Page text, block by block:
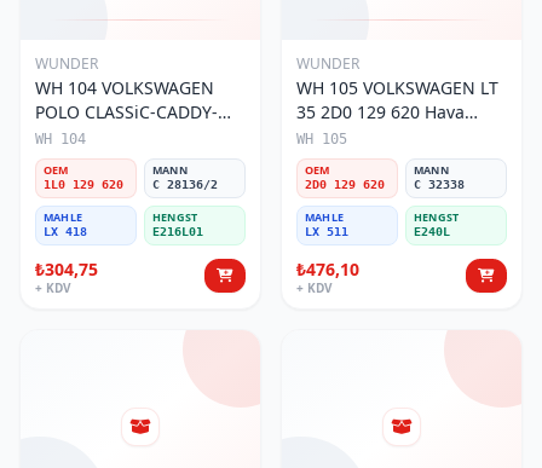
WUNDER
WH 104 VOLKSWAGEN
POLO CLASSiC-CADDY-
SEAT iBiZA 1L0 129 620
Hava Filtresi
WH 104
OEM
1L0 129 620
MANN
C 28136/2
MAHLE
LX 418
HENGST
E216L01
₺304,75
+ KDV
WUNDER
WH 105 VOLKSWAGEN LT
35 2D0 129 620 Hava
Filtresi
WH 105
OEM
2D0 129 620
MANN
C 32338
MAHLE
LX 511
HENGST
E240L
₺476,10
+ KDV